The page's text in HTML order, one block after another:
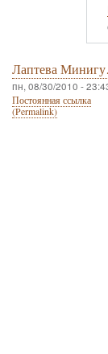
Лаптева
пн, 08/30/2010 -
Постоянная ссылка
(Permalink)